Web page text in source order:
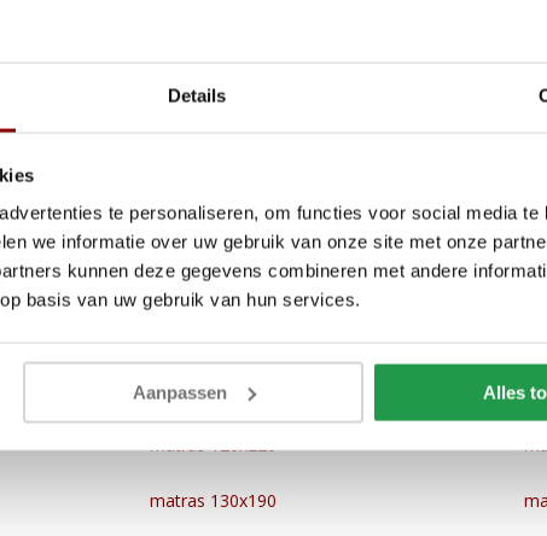
Details
te personaliseren, om functies voor social media te
we informatie over uw gebruik van onze site met onze
kunnen deze gegevens combineren met andere
basis van uw gebruik van hun services.
Aanpassen Alles
matrashoogte, de hardheid en een hoes om het matras te creëren
lekker, maar voelt je nieuwe matras ook echt als een eigen
matrassen
Onze matrassen komen in vele maten, ontdek ze allemaal
matras 100x220
matras 120x190
matras 120x210
matras 120x220
matras 130x190